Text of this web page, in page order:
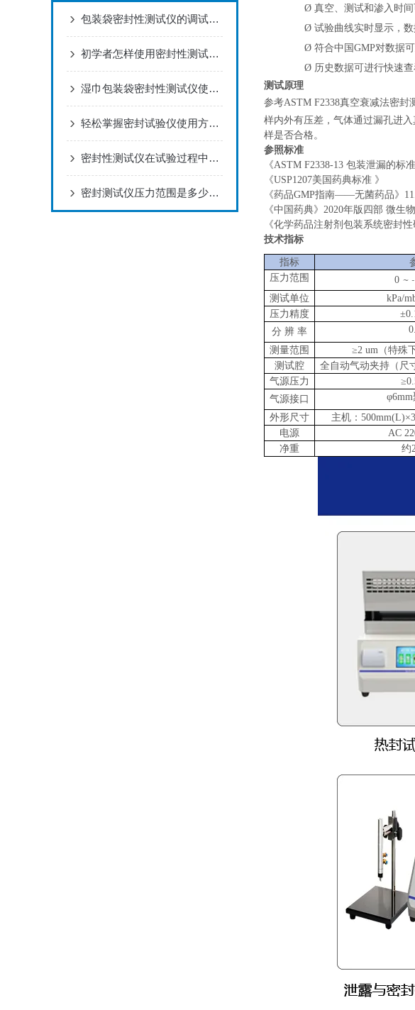
包装袋密封性测试仪的调试压力是多少？
初学者怎样使用密封性测试仪进行更有效检测
湿巾包装袋密封性测试仪使用方法及试验步骤解决方案！
轻松掌握密封试验仪使用方法的关键技巧
密封性测试仪在试验过程中出现异常应该怎么处理？
密封测试仪压力范围‌是多少？了解不同的密封仪适用压力
Ø 真空、测试和渗入时
Ø 试验曲线实时显示，
Ø 符合中国GMP对数据
Ø 历史数据可进行快速
测试原理
参考ASTM F2338真空衰减法密封
样内外有压差，气体通过漏孔进
样是否合格。
参照标准
《ASTM F2338-13 包装泄漏的标
《USP1207美国药典标准 》
《药品GMP指南——无菌药品》
《中国药典》2020年版四部 微生
《化学药品注射剂包装系统密封
技术指标
指标
压力范围
0 ~ -
测试单位
kPa/
压力精度
分 辨 率
测量范围
≥2 um（特殊
测试腔
全自动气动夹持（尺
气源压力
气源接口
外形尺寸
主机：
电源
AC
净重
约